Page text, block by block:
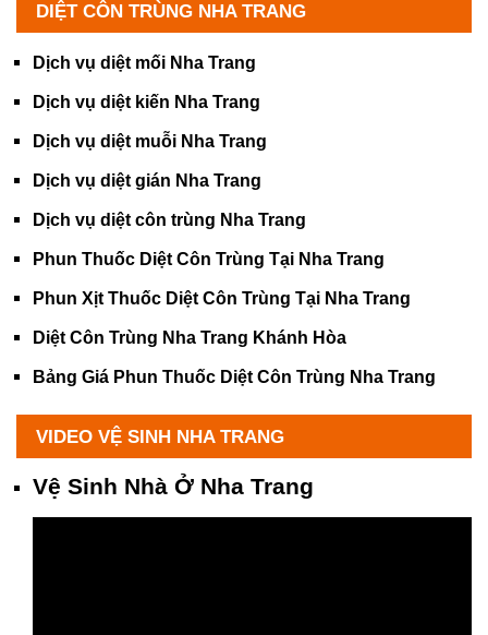
DIỆT CÔN TRÙNG NHA TRANG
Dịch vụ diệt mối Nha Trang
Dịch vụ diệt kiến Nha Trang
Dịch vụ diệt muỗi Nha Trang
Dịch vụ diệt gián Nha Trang
Dịch vụ diệt côn trùng Nha Trang
Phun Thuốc Diệt Côn Trùng Tại Nha Trang
Phun Xịt Thuốc Diệt Côn Trùng Tại Nha Trang
Diệt Côn Trùng Nha Trang Khánh Hòa
Bảng Giá Phun Thuốc Diệt Côn Trùng Nha Trang
VIDEO VỆ SINH NHA TRANG
Vệ Sinh Nhà Ở Nha Trang